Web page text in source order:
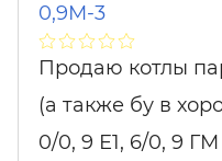
0,9М-3
Продаю котлы
(а также бу в
0/0, 9 Е1, 6/0, 9